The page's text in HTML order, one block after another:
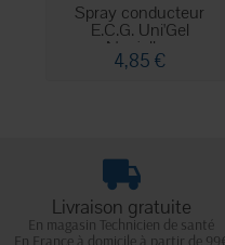
Spray conducteur
E.C.G. Uni'Gel
Neojelly...
4,85 €
Livraison gratuite
En magasin Technicien de santé
En France à domicile à partir de 99€